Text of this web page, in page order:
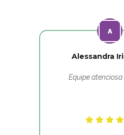
Alessandra
Equipe atenciosa